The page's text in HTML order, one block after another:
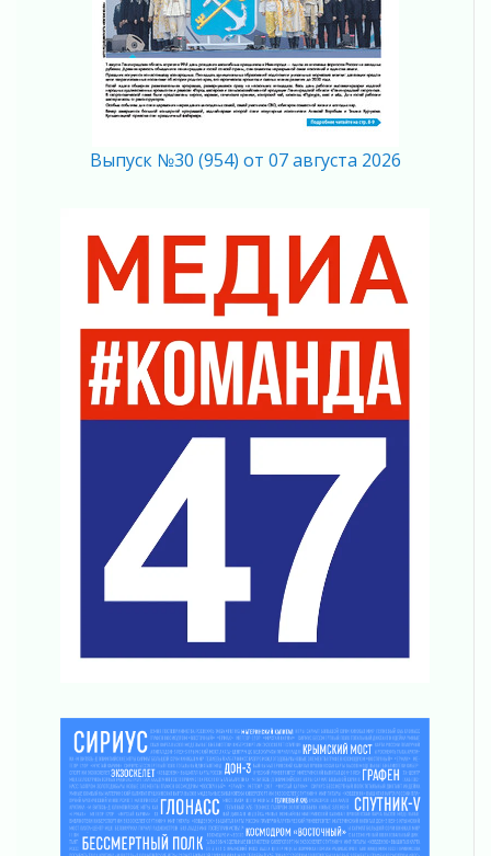
Ленинградской области о неоплаченных
02 августа 2026
Пропавшего подростка нашли в Кировском
районе Ленобласти
Жителям Ленобласти напомнили, как
В Ивангороде назвали новых почетных
граждан Ленинградской области
02 августа 2026
Готовность №1
02 августа 2026
Километровые столбы «Дороги жизни»
отправили на реставрацию
02 августа 2026
Ленобласть внедрила передовую подготовку
операторов БПЛА
В Ивангороде появилась «Избушка-
воробушка»
02 августа 2026
Юхла, мука, кантеле и Водяной
Лето катится с горки
01 августа 2026
летию Билибина
01 августа 2026
Лето без гаджетов
01 августа 2026
Болезнь девственниц и вампиров
01 августа 2026
Выпуск №30 (954) от 07 августа 2026